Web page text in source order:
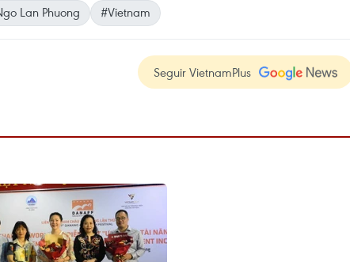
Lan Phuong #Vietnam
Seguir VietnamPlus